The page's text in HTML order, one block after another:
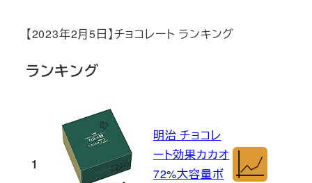
【2023年2月5日】チョコレート ランキング
ランキング
1
明治 チョコレ
ート効果カカオ
72%大容量ボ